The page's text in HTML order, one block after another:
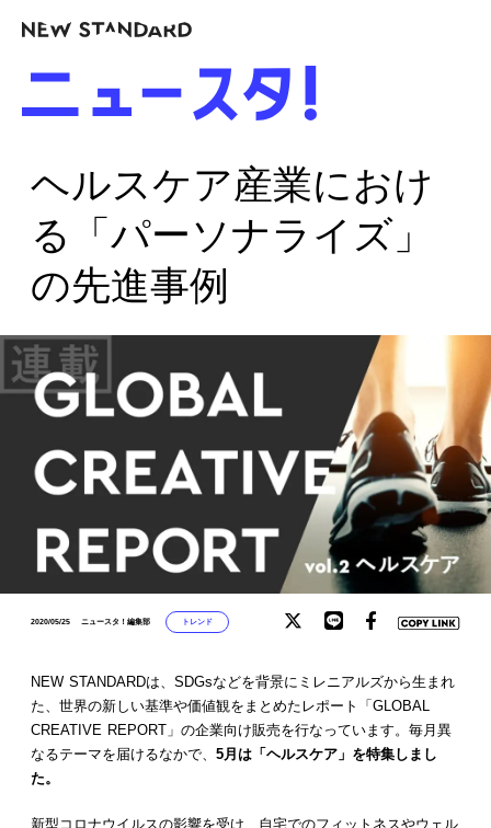
ヘルスケア産業におけ
る「パーソナライズ」
の先進事例
2020/05/25 ニュースタ！編集部 トレンド
NEW STANDARDは、SDGsなどを背景にミレニアルズから生まれ
た、世界の新しい基準や価値観をまとめたレポート「GLOBAL
CREATIVE REPORT」の企業向け販売を行なっています。毎月異
なるテーマを届けるなかで、 5月は「ヘルスケア」を特集しまし
た。
新型コロナウイルスの影響を受け、自宅でのフィットネスやウェル